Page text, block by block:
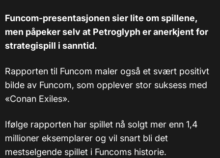
Funcom-presentasjonen sier lite om spillene,
men påpeker selv at Petroglyph er anerkjent for
strategispill i sanntid.
Rapporten til Funcom maler også et svært positivt
bilde av Funcom, som opplever stor suksess med
«Conan Exiles».
Ifølge rapporten har spillet nå solgt mer enn 1,4
millioner eksemplarer og vil snart bli det
mestselgende spillet i Funcoms historie.